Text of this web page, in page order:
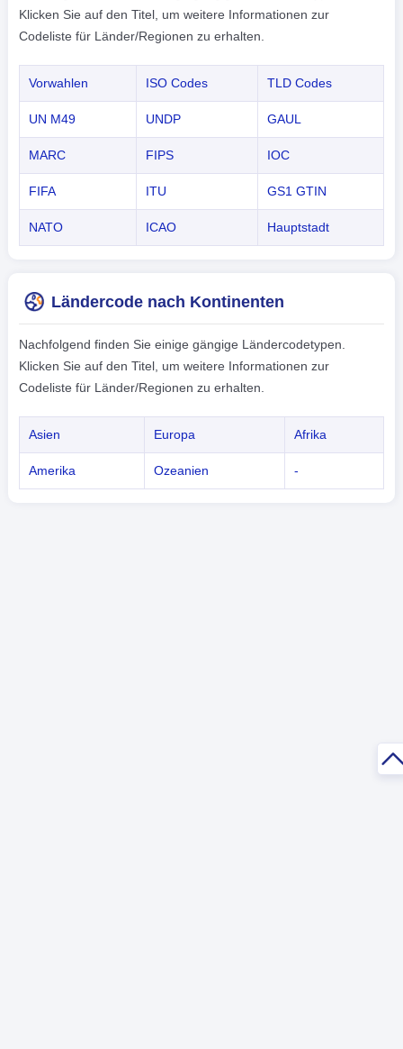
Klicken Sie auf den Titel, um weitere Informationen zur
Codeliste für Länder/Regionen zu erhalten.
Vorwahlen ISO Codes TLD Codes
UN M49 UNDP GAUL
MARC FIPS IOC
FIFA ITU GS1 GTIN
NATO ICAO Hauptstadt
Ländercode nach Kontinenten
Nachfolgend finden Sie einige gängige Ländercodetypen.
Klicken Sie auf den Titel, um weitere Informationen zur
Codeliste für Länder/Regionen zu erhalten.
Asien Europa Afrika
Amerika Ozeanien -